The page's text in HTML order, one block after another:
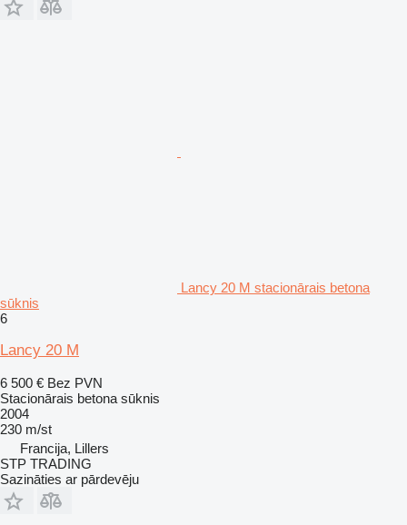
Lancy 20 M stacionārais betona
sūknis
6
Lancy 20 M
6 500 € Bez PVN
Stacionārais betona sūknis
2004
230 m/st
Francija, Lillers
STP TRADING
Sazināties ar pārdevēju